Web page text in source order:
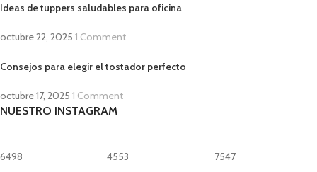
Ideas de tuppers saludables para oficina
octubre 22, 2025 1 Comment
Consejos para elegir el tostador perfecto
octubre 17, 2025 1 Comment
NUESTRO INSTAGRAM
6498 4553 7547